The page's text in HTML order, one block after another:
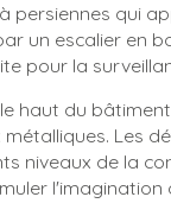
persiennes qui
un escalier en
pour la
haut du
Les
niveaux de la
l'imagination